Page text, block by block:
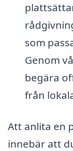
som
Genom
begära
från
Att anlita en
innebär att